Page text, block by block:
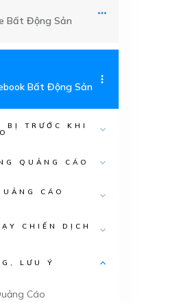
Bất Động Sản
Bất Động Sản
BỊ TRƯỚC KHI
QUẢNG CÁO
CÁO
CHIẾN DỊCH
LƯU Ý
Cáo